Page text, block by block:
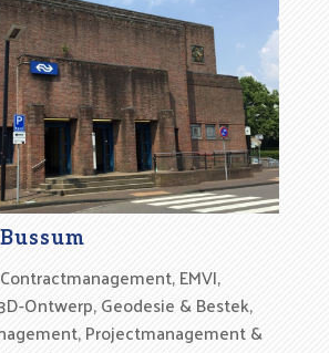
Contractmanagement,EMVI,
Ontwerp,Geodesie & Bestek,
,Projectmanagement &